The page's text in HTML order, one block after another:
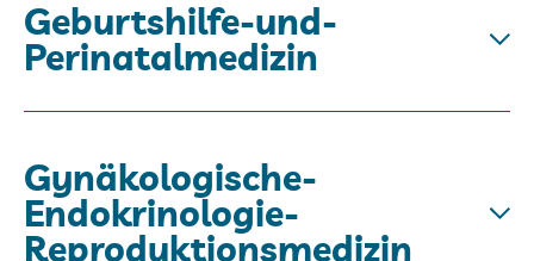
Geburtshilfe-und-
Perinatalmedizin
Gynäkologische-
Endokrinologie-
Reproduktionsmedizin